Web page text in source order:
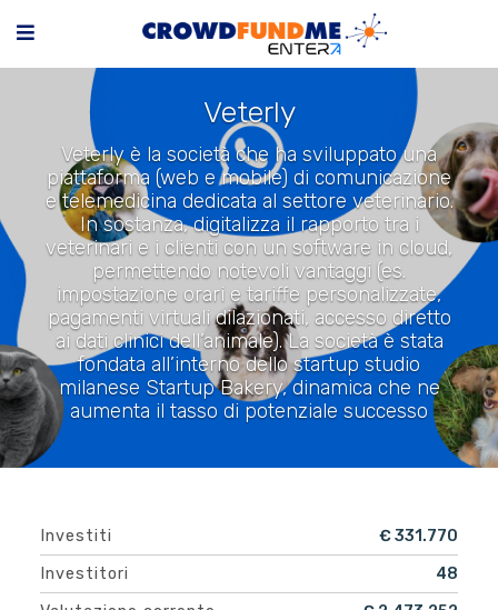
Veterly
Veterly è la società che ha sviluppato una
piattaforma (web e mobile) di comunicazione
e telemedicina dedicata al settore veterinario.
In sostanza, digitalizza il rapporto tra i
veterinari e i clienti con un software in cloud,
permettendo notevoli vantaggi (es.
impostazione orari e tariffe personalizzate,
pagamenti virtuali dilazionati, accesso diretto
ai dati clinici dell’animale). La società è stata
fondata all’interno dello startup studio
milanese Startup Bakery, dinamica che ne
aumenta il tasso di potenziale successo
Investiti
€ 331.770
Investitori
48